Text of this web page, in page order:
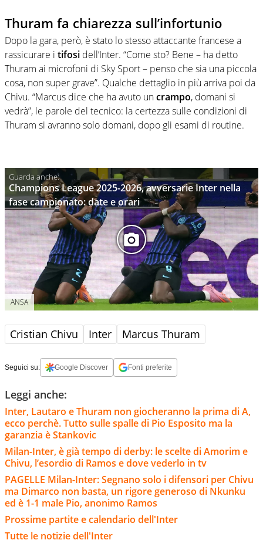
Thuram fa chiarezza sull’infortunio
Dopo la gara, però, è stato lo stesso attaccante francese a
rassicurare i tifosi dell’Inter. “Come sto? Bene – ha detto
Thuram ai microfoni di Sky Sport – penso che sia una piccola
cosa, non super grave”. Qualche dettaglio in più arriva poi da
Chivu. “Marcus dice che ha avuto uncrampo, domani si
vedrà”, le parole del tecnico: la certezza sulle condizioni di
Thuram si avranno solo domani, dopo gli esami di routine.
Champions League 2025-2026, avversarie Inter nella
fase campionato: date e orari
ANSA
Cristian Chivu Inter Marcus Thuram
Seguici su: Google Discover Fonti preferite
Leggi anche:
Inter, Lautaro e Thuram non giocheranno la prima di A,
ecco perchè. Tutto sulle spalle di Pio Esposito ma la
garanzia è Stankovic
Milan-Inter, è già tempo di derby: le scelte di Amorim e
Chivu, l’esordio di Ramos e dove vederlo in tv
PAGELLE Milan-Inter: Segnano solo i difensori per Chivu
ma Dimarco non basta, un rigore generoso di Nkunku
ed è 1-1 male Pio, anonimo Ramos
Prossime partite e calendario dell'Inter
Tutte le notizie dell'Inter